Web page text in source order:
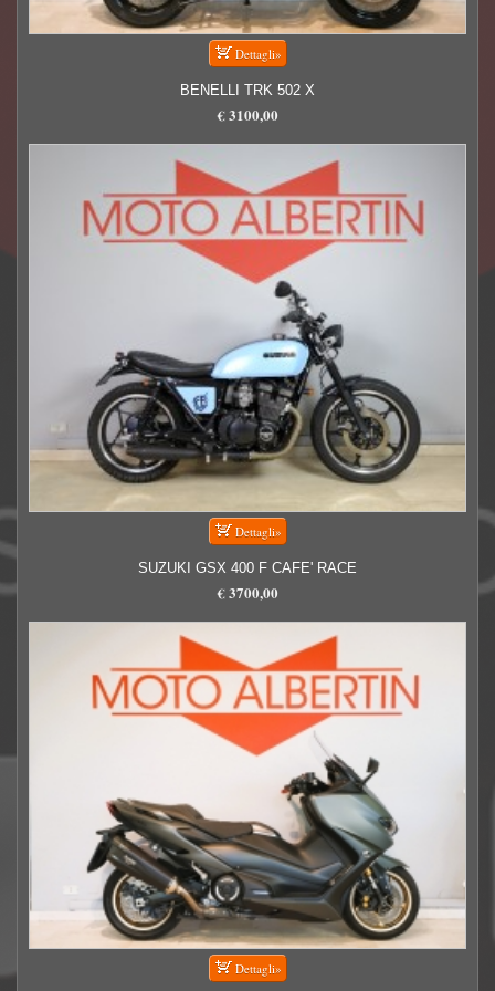
BENELLI TRK 502 X
€ 3100,00
SUZUKI GSX 400 F CAFE' RACE
€ 3700,00